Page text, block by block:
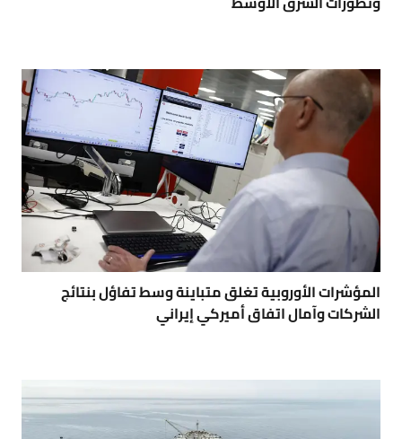
المؤشرات الأوروبية تغلق متباينة وسط تفاؤل بنتائج
الشركات وآمال اتفاق أميركي إيراني